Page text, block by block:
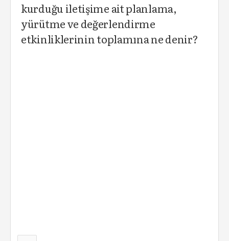
kurduğu iletişime ait planlama,
yürütme ve değerlendirme
etkinliklerinin toplamına ne denir?